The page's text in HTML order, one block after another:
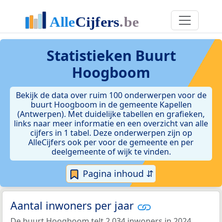
Statistieken Buurt
Hoogboom
Bekijk de data over ruim 100 onderwerpen voor de
buurt Hoogboom in de gemeente Kapellen
(Antwerpen). Met duidelijke tabellen en grafieken,
links naar meer informatie en een overzicht van alle
cijfers in 1 tabel. Deze onderwerpen zijn op
AlleCijfers ook per voor de gemeente en per
deelgemeente of wijk te vinden.
Pagina inhoud ⇵
Aantal inwoners per jaar